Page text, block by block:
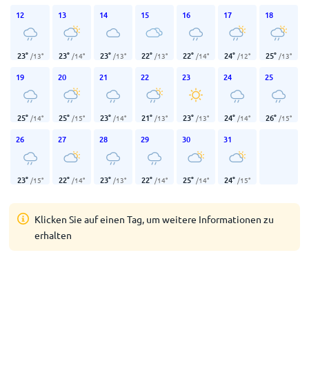
12
23° /13°
13
23° /14°
14
23° /13°
15
22° /13°
16
22° /14°
17
24° /12°
18
25° /13°
19
25° /14°
20
25° /15°
21
23° /14°
22
21° /13°
23
23° /13°
24
24° /14°
25
26° /15°
26
23° /15°
27
22° /14°
28
23° /13°
29
22° /14°
30
25° /14°
31
24° /15°
Klicken Sie auf einen Tag, um weitere Informationen zu
erhalten